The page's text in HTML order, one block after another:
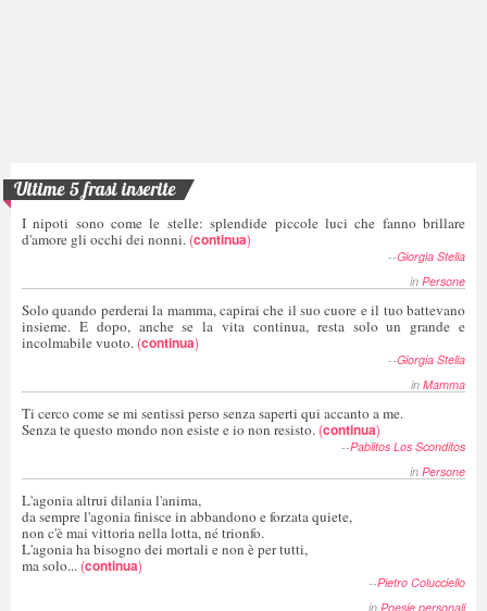
Ultime 5 frasi inserite
I nipoti sono come le stelle: splendide piccole luci che fanno brillare
d'amore gli occhi dei nonni. (continua)
--Giorgia Stella
in Persone
Solo quando perderai la mamma, capirai che il suo cuore e il tuo battevano
insieme. E dopo, anche se la vita continua, resta solo un grande e
incolmabile vuoto. (continua)
--Giorgia Stella
in Mamma
Ti cerco come se mi sentissi perso senza saperti qui accanto a me.
Senza te questo mondo non esiste e io non resisto. (continua)
--Pablitos Los Sconditos
in Persone
L'agonia altrui dilania l'anima,
da sempre l'agonia finisce in abbandono e forzata quiete,
non c'è mai vittoria nella lotta, né trionfo.
L'agonia ha bisogno dei mortali e non è per tutti,
ma solo... (continua)
--Pietro Colucciello
in Poesie personali